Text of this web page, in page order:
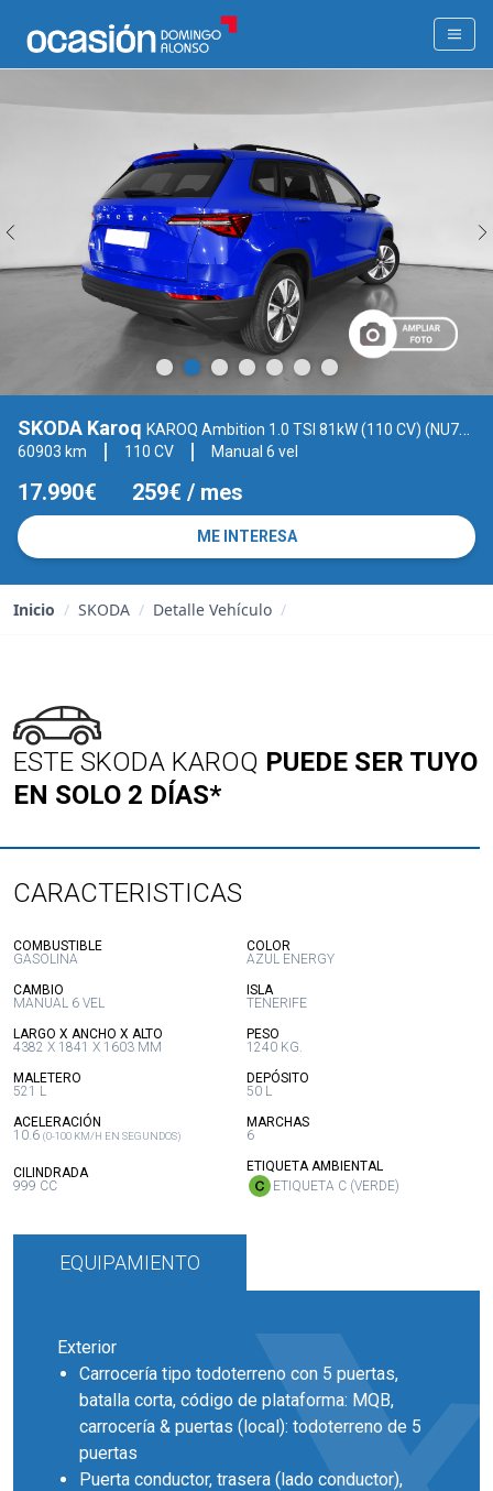
SKODA Karoq KAROQ Ambition 1.0 TSI 81kW (110 CV) (NU73A501)
60903 km
110 CV Manual 6 vel
17.990€ 259€ / mes
ME INTERESA
Inicio / SKODA / Detalle Vehículo /
ESTE SKODA KAROQ PUEDE SER TUYO
EN SOLO 2 DÍAS*
CARACTERISTICAS
COMBUSTIBLE:
GASOLINA
COLOR
AZUL ENERGY
CAMBIO
MANUAL 6 VEL
ISLA:
TENERIFE
LARGO X ANCHO X ALTO
4382 X 1841 X 1603 MM
PESO
1240 KG.
MALETERO
521 L
DEPÓSITO
50 L
ACELERACIÓN
10.6 (0-100 KM/H EN SEGUNDOS)
MARCHAS:
6
CILINDRADA:
999 CC
ETIQUETA AMBIENTAL
ETIQUETA C (VERDE)
EQUIPAMIENTO
Exterior
Carrocería tipo todoterreno con 5 puertas,
batalla corta, código de plataforma: MQB,
carrocería & puertas (local): todoterreno de 5
puertas
Puerta conductor, trasera (lado conductor),